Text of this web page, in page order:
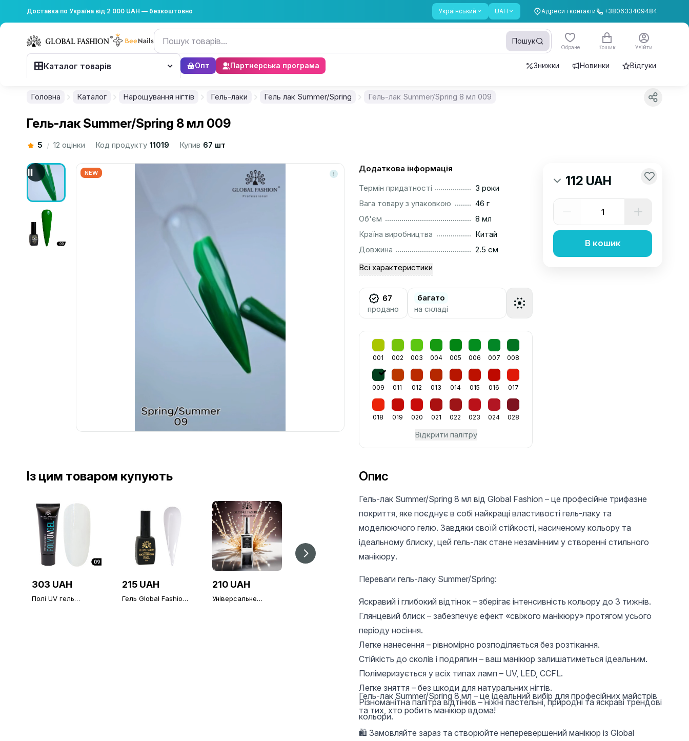
Доставка по Україна від 2 000 UAH — безкоштовно Український UAH Адреси і контакти +380633409484
Пошук
Обране Кошик Увійти
Каталог товарів Опт Партнерська програма Знижки Новинки Відгуки
Головна Каталог Нарощування нігтів Гель-лаки Гель лак Summer/Spring Гель-лак Summer/Spring 8 мл 009
Гель-лак Summer/Spring 8 мл 009
5 / 12 оцінки Код продукту 11019 Купив 67 шт
NEW
Додаткова інформація
Термін придатності
...................................................................................................................................................................................................................................... 3 роки
Вага товару з упаковкою
...................................................................................................................................................................................................................................... 46 г
Об'єм
...................................................................................................................................................................................................................................... 8 мл
Країна виробництва
...................................................................................................................................................................................................................................... Китай
Довжина
...................................................................................................................................................................................................................................... 2.5 см
Всі характеристики
67
продано
багато
на складі
001 002 003 004 005 006 007 008
009 011 012 013 014 015 016 017
018 019 020 021 022 023 024 028
Відкрити палітру
112 UAH
В кошик
Із цим товаром купують
303 UAH
Полі UV гель
215 UAH
Гель Global Fashion
210 UAH
Універсальне
праймер) Ultrabond
100 UAH
Безкислотний
праймер для нігтів,
Primer Acid Free
196 UAH
Універсальне
верхнє покриття без
липкого шару Global
Fashion TOP-
Пігментна пудра
Опис
Гель-лак Summer/Spring 8 мл від Global Fashion – це професійне трифазне
покриття, яке поєднує в собі найкращі властивості гель-лаку та
моделюючого гелю. Завдяки своїй стійкості, насиченому кольору та
ідеальному блиску, цей гель-лак стане незамінним у створенні стильного
манікюру.
Переваги гель-лаку Summer/Spring:
Яскравий і глибокий відтінок – зберігає інтенсивність кольору до 3 тижнів.
Глянцевий блиск – забезпечує ефект «свіжого манікюру» протягом усього
періоду носіння.
Легке нанесення – рівномірно розподіляється без розтікання.
Стійкість до сколів і подряпин – ваш манікюр залишатиметься ідеальним.
Полімеризується у всіх типах ламп – UV, LED, CCFL.
Легке зняття – без шкоди для натуральних нігтів.
Різноманітна палітра відтінків – ніжні пастельні, природні та яскраві трендові
кольори.
Гель-лак Summer/Spring 8 мл – це ідеальний вибір для професійних майстрів
та тих, хто робить манікюр вдома!
🛍 Замовляйте зараз та створюйте неперевершений манікюр із Global